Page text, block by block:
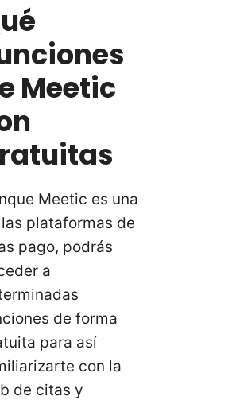
Meetic
Meetic es una
plataformas de
pago, podrás
a
de forma
para así
con la
de citas y